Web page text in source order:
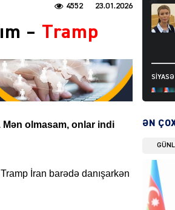
23.01.2026
4552
– Tramp
Mən olmasam, onlar indi
İran barədə danışarkən
DÜNYA
ƏN